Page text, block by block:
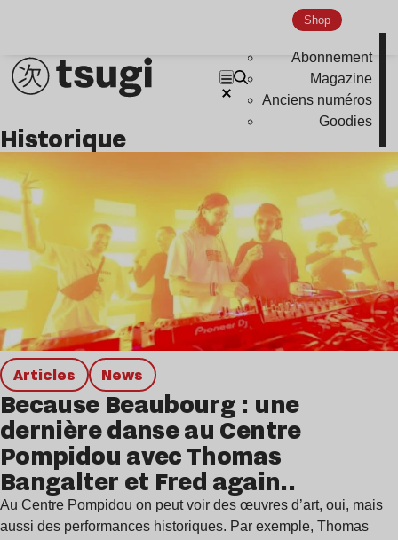
Shop
Abonnement
Magazine
Anciens numéros
Goodies
Historique
Articles news
Because Beaubourg : une
dernière danse au Centre
Pompidou avec Thomas
Bangalter et Fred again..
Au Centre Pompidou on peut voir des œuvres d’art, oui, mais
aussi des performances historiques. Par exemple, Thomas